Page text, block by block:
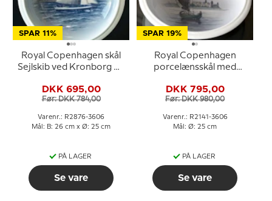
SPAR 11%
Royal Copenhagen skål
Sejlskib ved Kronborg nr.
DKK 695,00
Før: DKK 784,00
Varenr.: R2876-3606
Mål: B: 26 cm x Ø: 25 cm
PÅ LAGER
Se vare
SPAR 19%
Royal Copenhagen
porcelænsskål med
DKK 795,00
Før: DKK 980,00
Varenr.: R2141-3606
Mål: Ø: 25 cm
PÅ LAGER
Se vare